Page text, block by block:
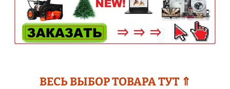
ВЕСЬ ВЫБОР ТОВАРА ТУТ ⇑